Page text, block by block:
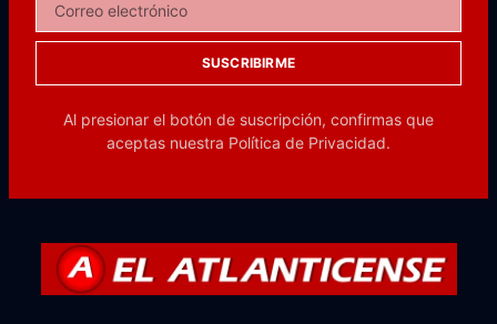
SUSCRIBIRME
Al presionar el botón de suscripción, confirmas que
aceptas nuestra Política de Privacidad.